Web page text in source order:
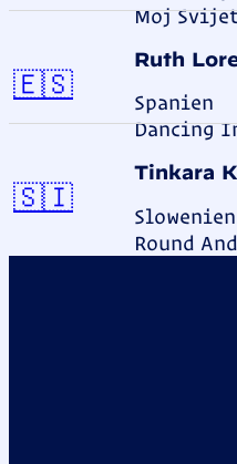
Moj
Ruth
Spanien
Dancing
🇪🇸Spanien
Tinkara
Slowenien
Round
🇸🇮Slowenien